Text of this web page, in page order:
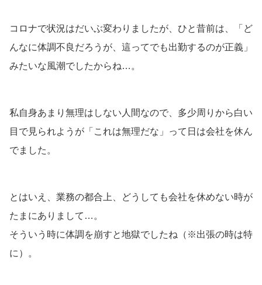
コロナで状況はだいぶ変わりましたが、ひと昔前は、「ど
んなに体調不良だろうが、這ってでも出勤するのが正義」
みたいな風潮でしたからね…。
私自身あまり無理はしない人間なので、多少周りから白い
目で見られようが「これは無理だな」って日は会社を休ん
でました。
とはいえ、業務の都合上、どうしても会社を休めない時が
たまにありまして…。
そういう時に体調を崩すと地獄でしたね（※出張の時は特
に）。